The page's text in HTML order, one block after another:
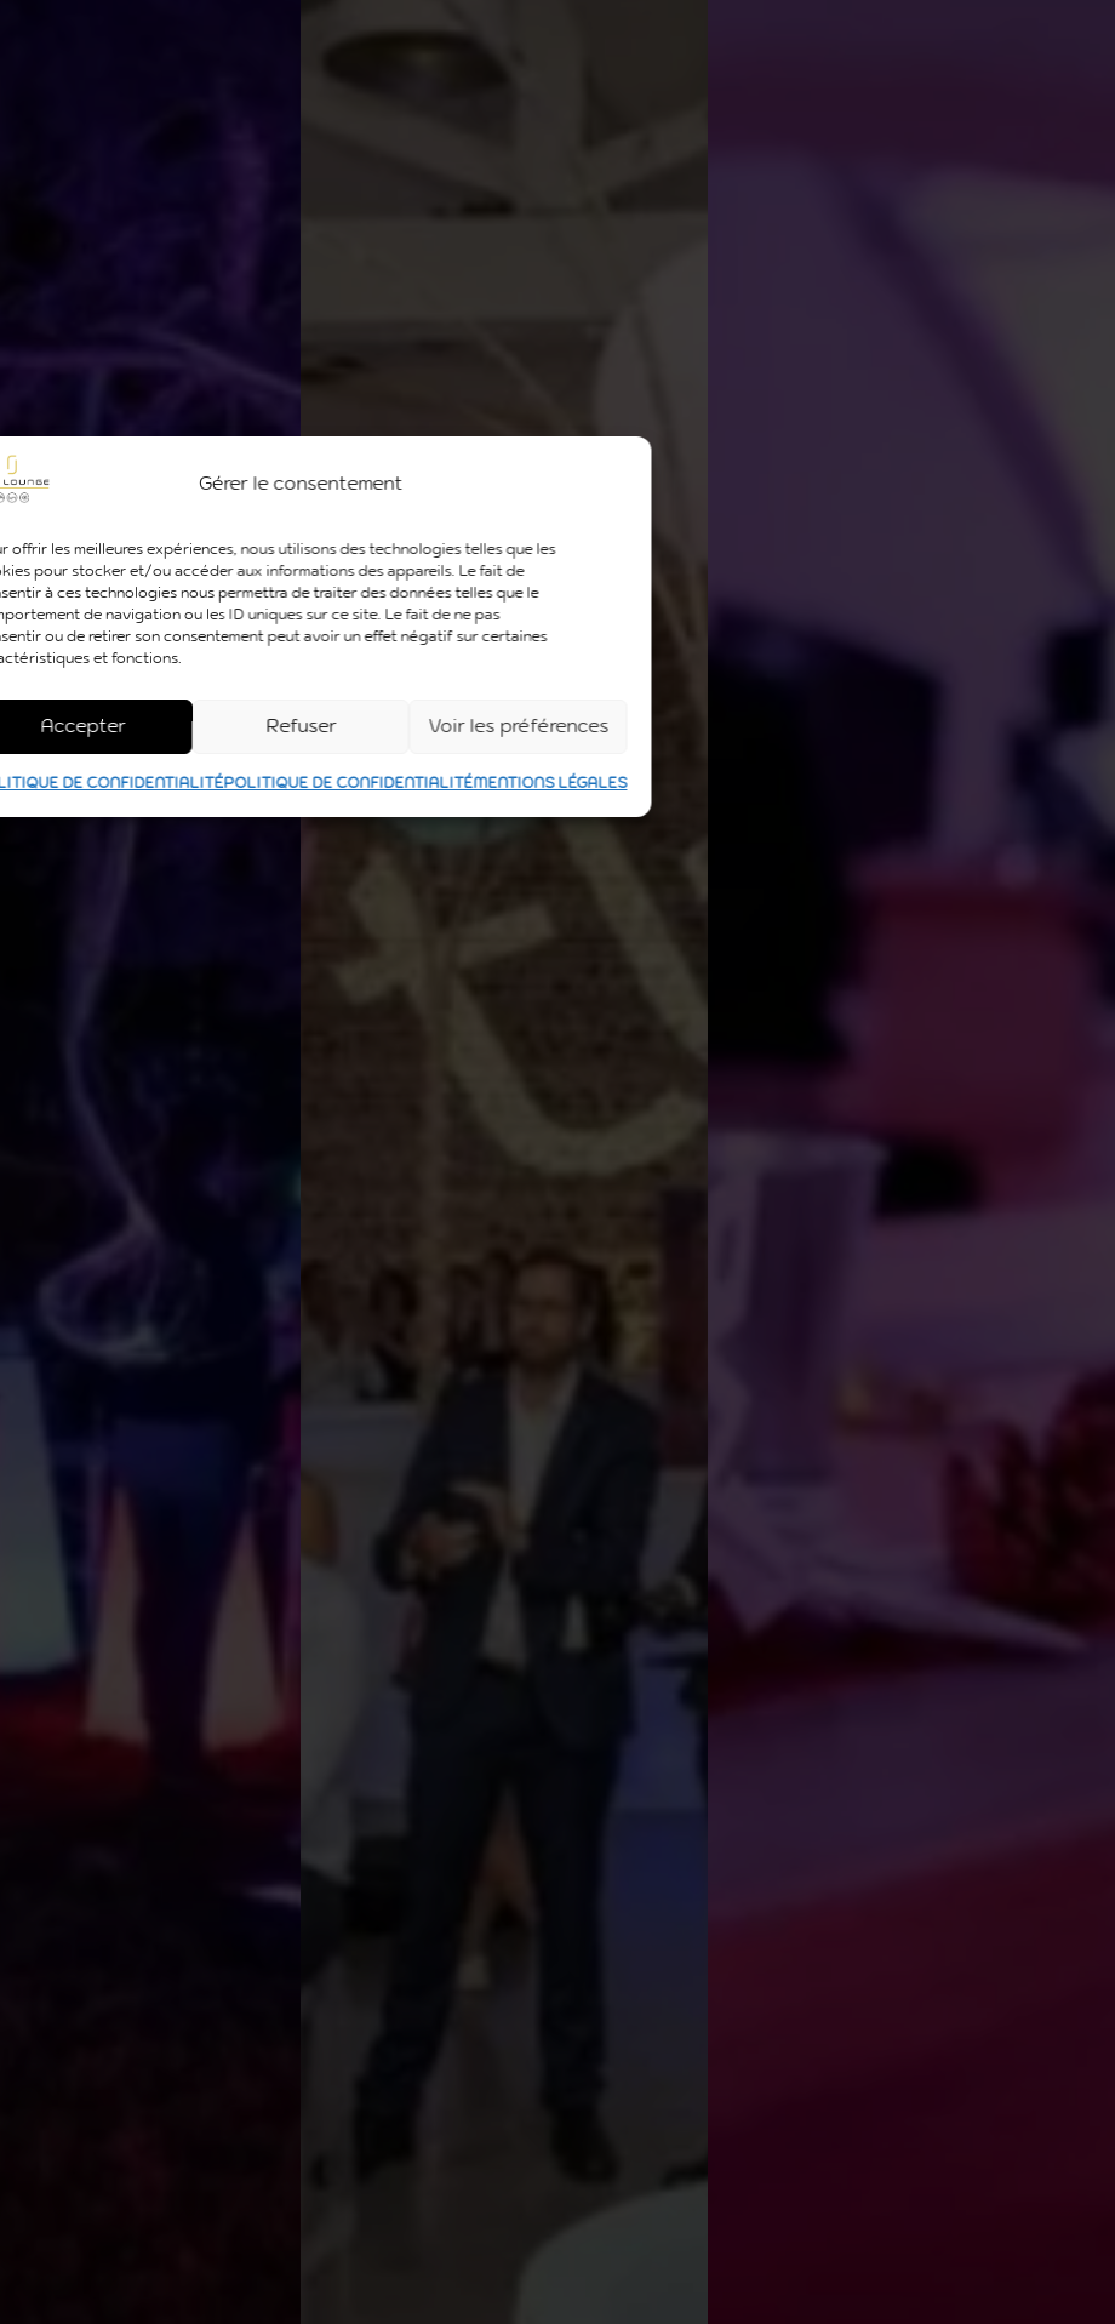
Gérer le consentement
offrir les meilleures expériences, nous utilisons des technologies telles que les
pour stocker et/ou accéder aux informations des appareils. Le fait de
à ces technologies nous permettra de traiter des données telles que le
de navigation ou les ID uniques sur ce site. Le fait de ne pas
ou de retirer son consentement peut avoir un effet négatif sur certaines
et fonctions.
Accepter Refuser Voir les préférences
DE CONFIDENTIALITÉPOLITIQUE DE CONFIDENTIALITÉMENTIONS LÉGALES